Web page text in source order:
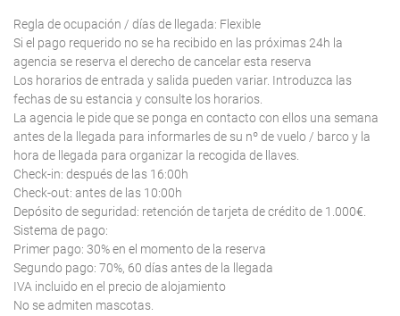
Regla de ocupación / días de llegada: Flexible
Si el pago requerido no se ha recibido en las próximas 24h la
agencia se reserva el derecho de cancelar esta reserva
Los horarios de entrada y salida pueden variar. Introduzca las
fechas de su estancia y consulte los horarios.
La agencia le pide que se ponga en contacto con ellos una semana
antes de la llegada para informarles de su nº de vuelo / barco y la
hora de llegada para organizar la recogida de llaves.
Check-in: después de las 16:00h
Check-out: antes de las 10:00h
Depósito de seguridad: retención de tarjeta de crédito de 1.000€.
Sistema de pago:
Primer pago: 30% en el momento de la reserva
Segundo pago: 70%, 60 días antes de la llegada
IVA incluido en el precio de alojamiento
No se admiten mascotas.